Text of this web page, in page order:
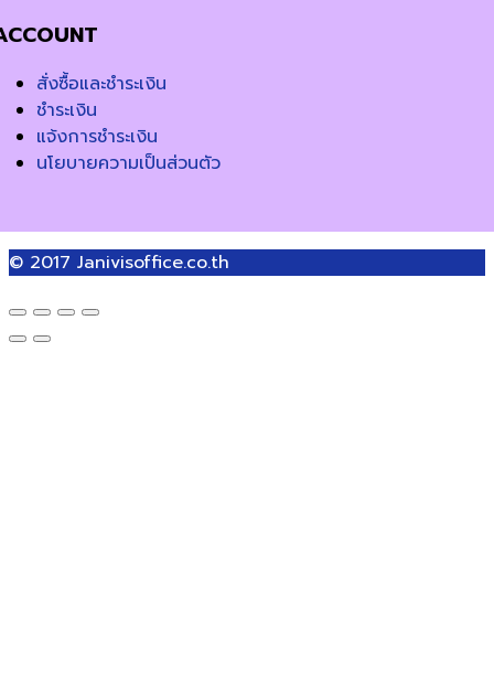
สั่งซื้อและชำระเงิน
ชำระเงิน
แจ้งการชำระเงิน
นโยบายความเป็นส่วนตัว
© 2017 Janivisoffice.co.th